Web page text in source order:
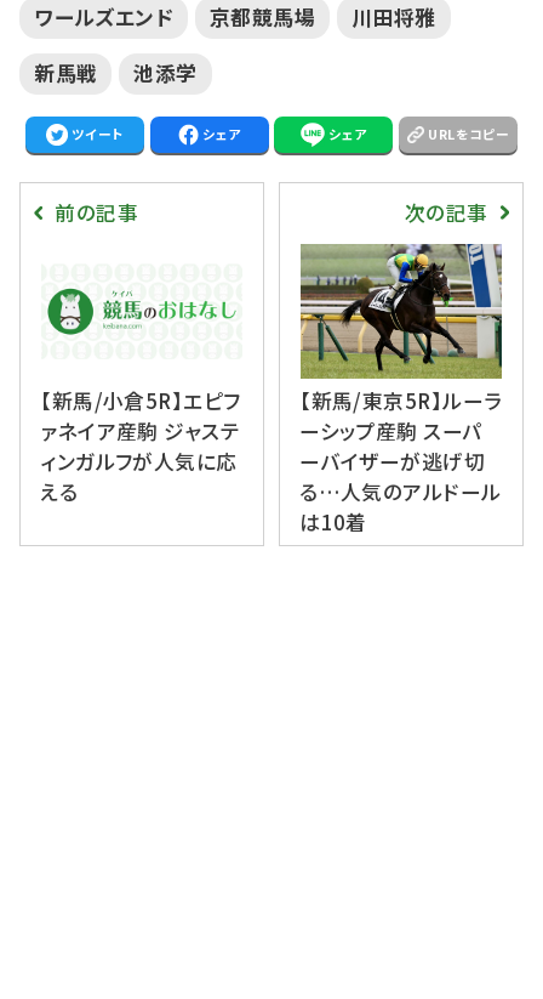
ワールズエンド 京都競馬場
川田将雅
新馬戦
池添学
ツイート シェア シェア URLをコピー
前の記事
【新馬/小倉5R】エピフ
ァネイア産駒 ジャステ
ィンガルフが人気に応
える
次の記事
【新馬/東京5R】ルーラ
ーシップ産駒 スーパ
ーバイザーが逃げ切
る…人気のアルドール
は10着